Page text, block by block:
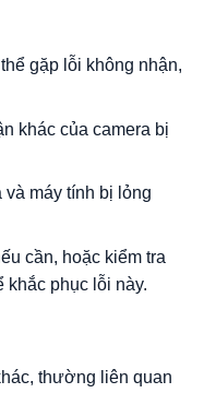
gặp lỗi không nhận,
khác của camera bị
máy tính bị lỏng
cần, hoặc kiểm tra
khắc phục lỗi này.
thường liên quan